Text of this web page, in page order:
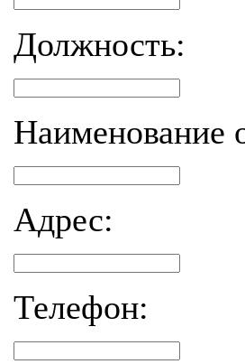
Должность:
Наименование
Адрес:
Телефон: